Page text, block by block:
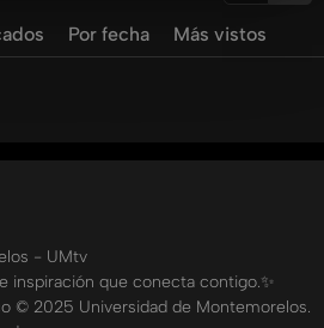
los participantes comparten
les ayudaron a salir adelante,
Por fecha
Más vistos
- UMtv
inspiración que conecta contigo.✨
© 2025 Universidad de Montemorelos.